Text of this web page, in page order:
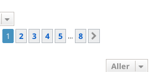
1sur
1 2 3 4 5 … 8
Aller